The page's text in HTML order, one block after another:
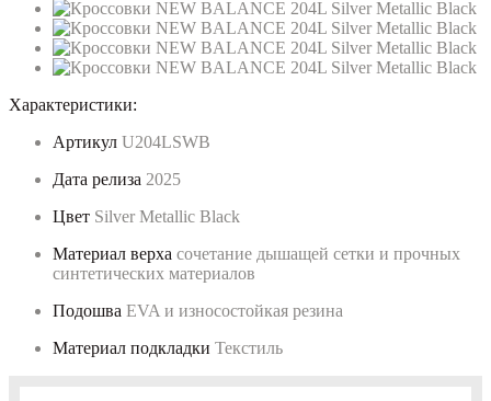
Характеристики:
Артикул U204LSWB
Дата релиза 2025
Цвет Silver Metallic Black
Материал верха сочетание дышащей сетки и прочных
синтетических материалов
Подошва EVA и износостойкая резина
Материал подкладки Текстиль